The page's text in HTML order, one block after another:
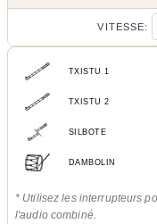
VITESSE:
TXISTU 1
TXISTU 2
SILBOTE
DAMBOLIN
* Utilisez les interrupteurs
l'audio combiné.